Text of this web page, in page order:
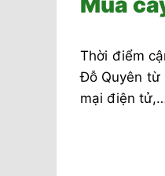
Thời điểm
Đỗ Quyên từ
mại điện